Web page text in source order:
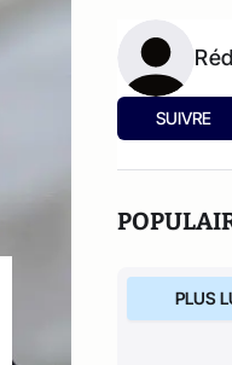
SUIVRE
PLUS